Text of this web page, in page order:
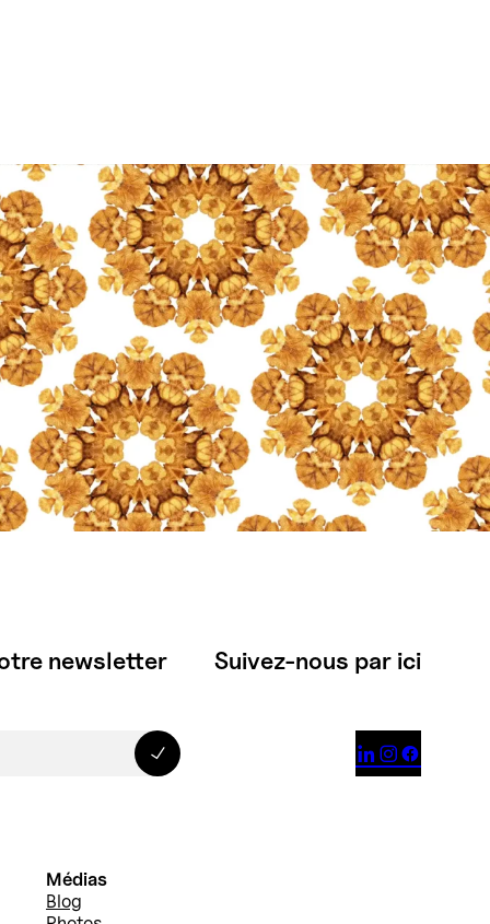
newsletter
Médias
Blog
Suivez-nous par ici
  